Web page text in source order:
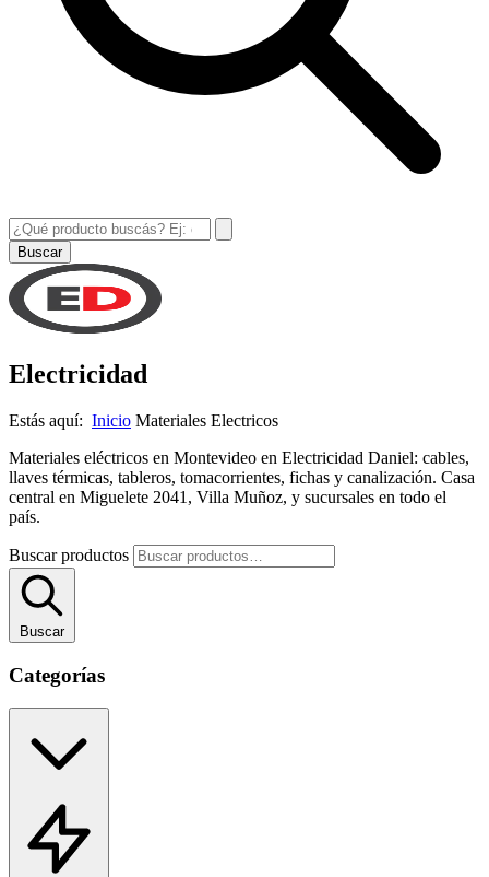
Buscar
Electricidad
Estás aquí: Inicio Materiales Electricos
Materiales eléctricos en Montevideo en Electricidad Daniel: cables,
llaves térmicas, tableros, tomacorrientes, fichas y canalización. Casa
central en Miguelete 2041, Villa Muñoz, y sucursales en todo el
país.
Buscar productos
Buscar
Categorías